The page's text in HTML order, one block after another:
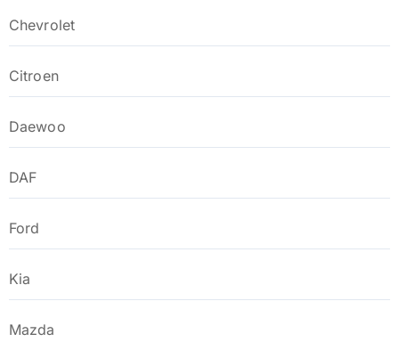
Chevrolet
Citroen
Daewoo
DAF
Ford
Kia
Mazda